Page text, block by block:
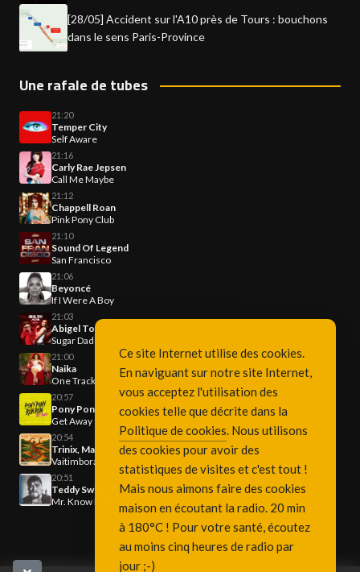
[28/05] Accident sur l'A10 près de Tours : bouchons
dans le sens Paris-Province
Une rafale de tubes
21:20
Temper City
Self Aware
21:16
Carly Rae Jepsen
Call Me Maybe
21:12
Chappell Roan
Pink Pony Club
21:10
Sound Of Legend
San Francisco
21:06
Beyoncé
If I Were A Boy
21:03
Abigel Toth x Akcent
Sugar Daddy
21:00
Naika
One Track Mind
20:57
Pony Pony Run Run
Get Away
20:54
Trinix, Mariana Froes
Vaitimbora
20:51
Teddy Swims
Mr. Know It All
Ce site Internet utilise des cookies.
En naviguant sur notre site Internet,
vous acceptez l'utilisation des
cookies telle que décrite dans la
Politique de cookies. Nous utilisons
des cookies pour avoir des
statistiques de visites et c'est tout !
Mais nous aimons faire des cookies
maison en écoutant la radio. 20 min
à 180°C ! Pour votre santé, écoutez
au moins cinq heures de radio par
jour ;-)